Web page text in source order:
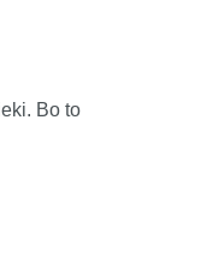
Bo to